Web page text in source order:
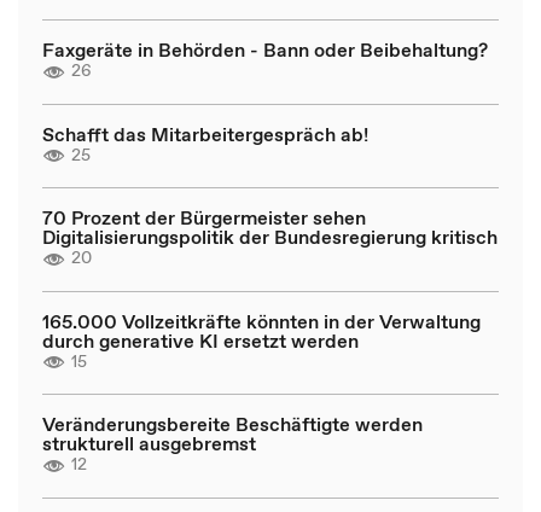
Faxgeräte in Behörden - Bann oder Beibehaltung?
26
Schafft das Mitarbeitergespräch ab!
25
70 Prozent der Bürgermeister sehen
Digitalisierungspolitik der Bundesregierung kritisch
20
165.000 Vollzeitkräfte könnten in der Verwaltung
durch generative KI ersetzt werden
15
Veränderungsbereite Beschäftigte werden
strukturell ausgebremst
12